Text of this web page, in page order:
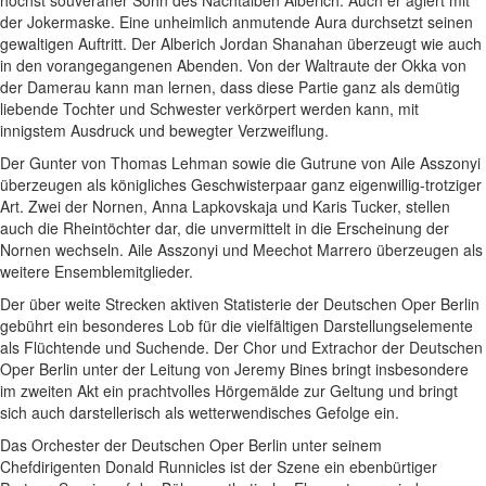
der Jokermaske. Eine unheimlich anmutende Aura durchsetzt seinen
gewaltigen Auftritt. Der Alberich Jordan Shanahan überzeugt wie auch
in den vorangegangenen Abenden. Von der Waltraute der Okka von
der Damerau kann man lernen, dass diese Partie ganz als demütig
liebende Tochter und Schwester verkörpert werden kann, mit
innigstem Ausdruck und bewegter Verzweiflung.
Der Gunter von Thomas Lehman sowie die Gutrune von Aile Asszonyi
überzeugen als königliches Geschwisterpaar ganz eigenwillig-trotziger
Art. Zwei der Nornen, Anna Lapkovskaja und Karis Tucker, stellen
auch die Rheintöchter dar, die unvermittelt in die Erscheinung der
Nornen wechseln. Aile Asszonyi und Meechot Marrero überzeugen als
weitere Ensemblemitglieder.
Der über weite Strecken aktiven Statisterie der Deutschen Oper Berlin
gebührt ein besonderes Lob für die vielfältigen Darstellungselemente
als Flüchtende und Suchende. Der Chor und Extrachor der Deutschen
Oper Berlin unter der Leitung von Jeremy Bines bringt insbesondere
im zweiten Akt ein prachtvolles Hörgemälde zur Geltung und bringt
sich auch darstellerisch als wetterwendisches Gefolge ein.
Das Orchester der Deutschen Oper Berlin unter seinem
Chefdirigenten Donald Runnicles ist der Szene ein ebenbürtiger